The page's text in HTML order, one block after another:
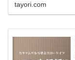
tayori.com